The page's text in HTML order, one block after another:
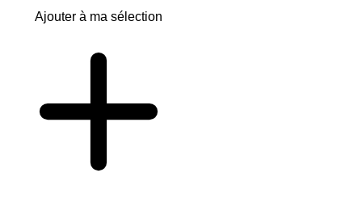
Ajouter à ma sélection